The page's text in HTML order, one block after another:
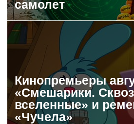
самолет
Кинопремьеры
«Смешарики.
вселенные» и
«Чучела»